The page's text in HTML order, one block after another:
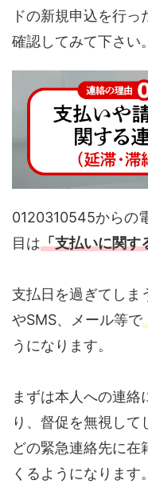
ドの新規申込を行
確認してみて下さい。
0120310545からの
目は「支払いに関す
支払日を過ぎてしま
やSMS、メール等で
うになります。
まずは本人への連絡
り、督促を無視して
どの緊急連絡先に在
くるようになります。